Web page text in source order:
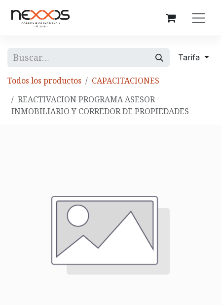
Tarifa
Todos los productos
CAPACITACIONES
REACTIVACION PROGRAMA ASESOR
INMOBILIARIO Y CORREDOR DE PROPIEDADES